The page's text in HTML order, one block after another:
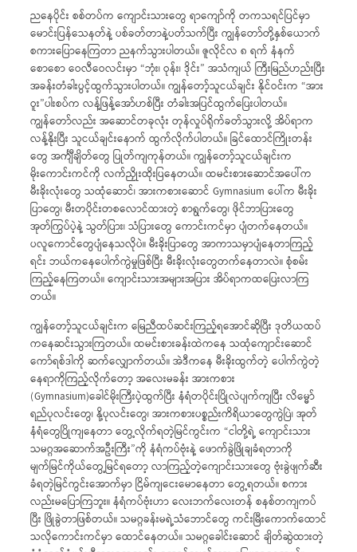
ညနေပိုင်း စစ်တပ်က ကျောင်းသားတွေ ရာကျော်ကို တကသရင်ပြင်မှာ
မောင်းပြန်သေနတ်နဲ့ ပစ်ခတ်တာနဲ့ပတ်သက်ပြီး ကျွန်တော်တို့နှစ်ယောက်
စကားပြောနေကြတာ ညနက်သွားပါတယ်။ ဇူလိုင်လ ၈ ရက် နံနက်
စောစော ဝေလီဝေလင်းမှာ “ဘုံး၊ ဝုန်း၊ ဒိုင်း” အသံကျယ် ကြီးမြည်ဟည်းပြီး
အခန်းတံခါးပွင့်ထွက်သွားပါတယ်။ ကျွန်တော့်သူငယ်ချင်း နိုင်ဝင်းက “အား
ဝူး”ပါးစပ်က လန့်ဖြန့်အော်ဟစ်ပြီး တံခါးအပြင်ထွက်ပြေးပါတယ်။
ကျွန်တော်လည်း အဆောင်တခုလုံး တုန်လှုပ်ရိုက်ခတ်သွားလို့ အိပ်ရာက
လန့်နိုးပြီး သူငယ်ချင်းနောက် ထွက်လိုက်ပါတယ်။ ခြင်ထောင်ကြိုးတန်း
တွေ အင်္ကျီချိတ်တွေ ပြုတ်ကျကုန်တယ်။ ကျွန်တော့်သူငယ်ချင်းက
မိုးကောင်းကင်ကို လက်ညှိုးထိုးပြနေတယ်။ ထမင်းစားဆောင်အပေါ်က
မီးခိုးလုံးတွေ သထုံဆောင်၊ အားကစားဆောင် Gymnasium ပေါ်က မီးခိုး
ပြာတွေ၊ မီးတပိုင်းတစလောင်ထားတဲ့ စာရွက်တွေ၊ ဖိုင်ဘာပြားတွေ
အုတ်ကြွပ်ပဲ့နဲ့ သွတ်ပြား၊ သံပြားတွေ ကောင်းကင်မှာ ပျံတက်နေတယ်။
ပလူကောင်တွေပျံနေသလိုပဲ။ မီးခိုးပြာတွေ အာကာသမှာပျံနေတာကြည့်
ရင်း ဘယ်ကနေပေါက်ကွဲမှုဖြစ်ပြီး မီးခိုးလုံးတွေတက်နေတာလဲ။ စုံစမ်း
ကြည့်နေကြတယ်။ ကျောင်းသားအများအပြား အိပ်ရာကထပြေးလာကြ
တယ်။
ကျွန်တော့်သူငယ်ချင်းက မြေညီထပ်ဆင်းကြည့်ရအောင်ဆိုပြီး ဒုတိယထပ်
ကနေဆင်းသွားကြတယ်။ ထမင်းစားခန်းထဲကနေ သထုံကျောင်းဆောင်
ကော်ရစ်ဒါကို ဆက်လျှောက်တယ်။ အဲဒီကနေ မီးခိုးထွက်တဲ့ ပေါက်ကွဲတဲ့
နေရာကိုကြည့်လိုက်တော့ အလေးမခန်း အားကစား
(Gymnasium)ခေါင်မိုးကြီးပဲ့ထွက်ပြီး နံရံတပိုင်းပြိုလဲပျက်ကျပြီး လိမ္မော်
ရည်ပုလင်းတွေ၊ နို့ပုလင်းတွေ၊ အားကစားပစ္စည်းကိရိယာတွေကွဲပြဲ၊ အုတ်
နံရံတွေပြိုကျနေတာ တွေ့လိုက်ရတဲ့မြင်ကွင်းက “ငါတို့ရဲ့ ကျောင်းသား
သမဂ္ဂအဆောက်အဦးကြီး”ကို နံရံကပ်ဗုံးနဲ့ ဖောက်ခွဲဖြိုချခံရတာကို
မျက်မြင်ကိုယ်တွေ့မြင်ရတော့ လာကြည့်တဲ့ကျောင်းသားတွေ ဗုံးခွဲဖျက်ဆီး
ခံရတဲ့မြင်ကွင်းအောက်မှာ ငြိမ်ကျငေးမောနေတာ တွေ့ရတယ်။ စကား
လည်းမပြောကြဘူး။ နံရံကပ်ဗုံးဟာ လေးဘက်လေးတန် စနစ်တကျကပ်
ပြီး ဖြိုခွဲတာဖြစ်တယ်။ သမဂ္ဂခန်းမရဲ့သံဘောင်တွေ ကင်းမြီးကောက်ထောင်
သလိုကောင်းကင်မှာ ထောင်နေတယ်။ သမဂ္ဂခေါင်းဆောင် ချိတ်ဆွဲထားတဲ့